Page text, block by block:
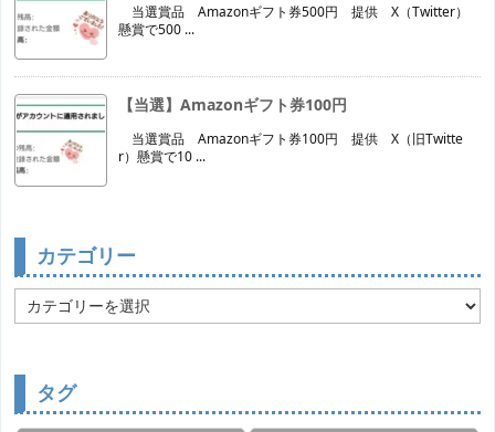
当選賞品 Amazonギフト券500円 提供 X（Twitter）
懸賞で500 ...
【当選】Amazonギフト券100円
当選賞品 Amazonギフト券100円 提供 X（旧Twitte
r）懸賞で10 ...
カテゴリー
テ
タグ